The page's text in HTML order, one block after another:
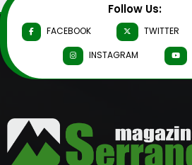
Follow Us:
FACEBOOK TWITTER
INSTAGRAM